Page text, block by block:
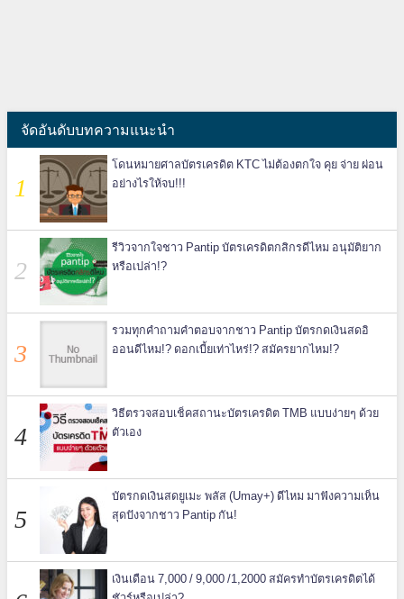
จัดอันดับบทความแนะนำ
โดนหมายศาลบัตรเครดิต KTC ไม่ต้องตกใจ คุย จ่าย ผ่อน
อย่างไรให้จบ!!!
รีวิวจากใจชาว Pantip บัตรเครดิตกสิกรดีไหม อนุมัติยาก
หรือเปล่า!?
รวมทุกคำถามคำตอบจากชาว Pantip บัตรกดเงินสดอิ
ออนดีไหม!? ดอกเบี้ยเท่าไหร่!? สมัครยากไหม!?
วิธีตรวจสอบเช็คสถานะบัตรเครดิต TMB แบบง่ายๆ ด้วย
ตัวเอง
บัตรกดเงินสดยูเมะ พลัส (Umay+) ดีไหม มาฟังความเห็น
สุดปังจากชาว Pantip กัน!
เงินเดือน 7,000 / 9,000 /1,2000 สมัครทำบัตรเครดิตได้